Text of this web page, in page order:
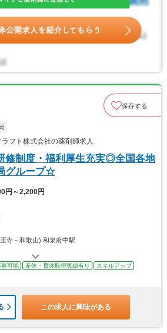
保存する
フト株式会社の薬剤師求人
修制度・福利厚生充実◎全国各地
グループ☆
円～2,200円
王寺－和歌山) 和泉府中駅
募可能 産休・育休取得実績有り
スキルアップ
この求人に興味がある